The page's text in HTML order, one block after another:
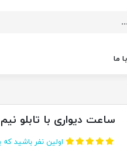
ما
ساعت دیواری با تابلو
اولین نفر باشید که